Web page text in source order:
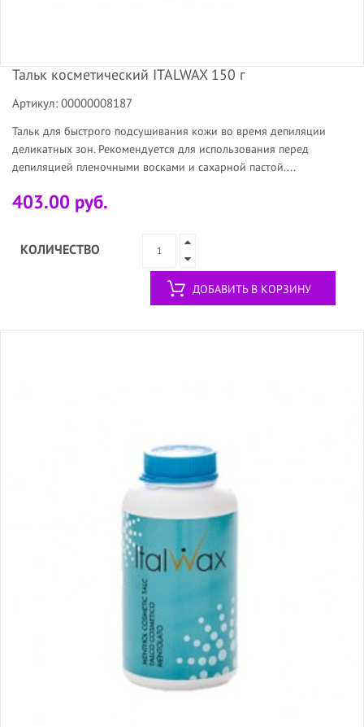
Тальк косметический ITALWAX 150 г
Артикул: 00000008187
Тальк для быстрого подсушивания кожи во время депиляции
деликатных зон. Рекомендуется для использования перед
депиляцией пленочными восками и сахарной пастой....
403.00 руб.
КОЛИЧЕСТВО
ДОБАВИТЬ В КОРЗИНУ